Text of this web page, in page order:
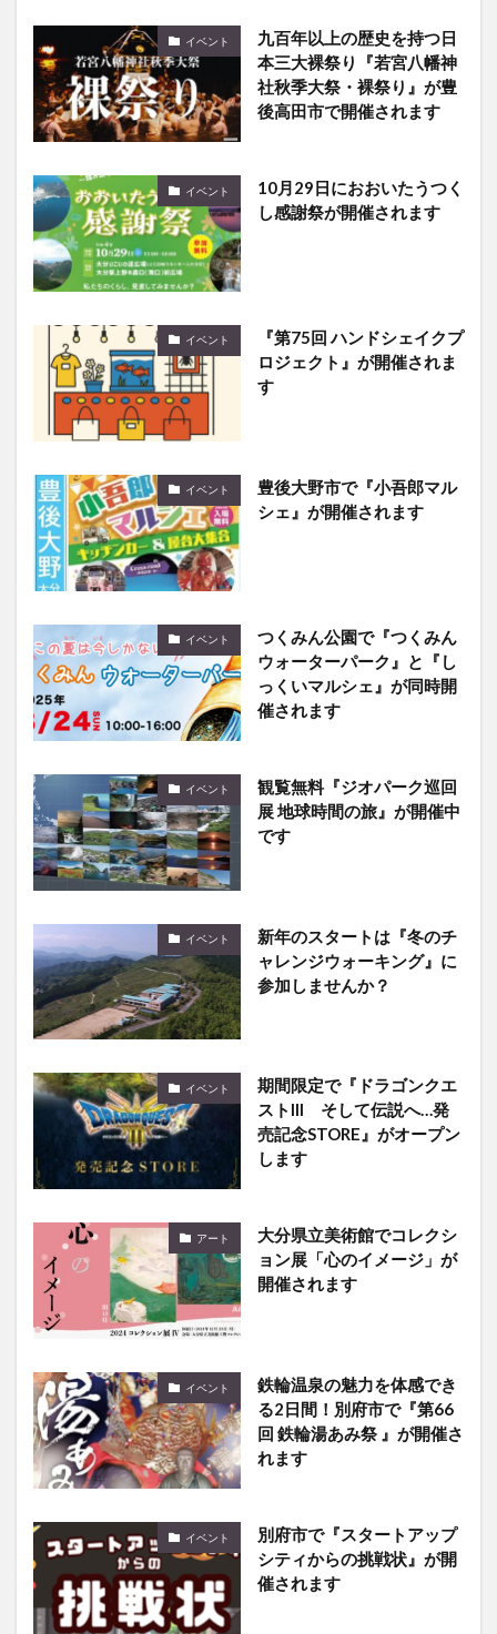
イベント
九百年以上の歴史を持つ日
本三大裸祭り『若宮八幡神
社秋季大祭・裸祭り』が豊
後高田市で開催されます
イベント
10月29日におおいたうつく
し感謝祭が開催されます
イベント
『第75回 ハンドシェイクプ
ロジェクト』が開催されま
す
イベント
豊後大野市で『小吾郎マル
シェ』が開催されます
イベント
つくみん公園で『つくみん
ウォーターパーク』と『し
っくいマルシェ』が同時開
催されます
イベント
観覧無料『ジオパーク巡回
展 地球時間の旅』が開催中
です
イベント
新年のスタートは『冬のチ
ャレンジウォーキング』に
参加しませんか？
イベント
期間限定で『ドラゴンクエ
ストIII そして伝説へ…発
売記念STORE』がオープン
します
アート
大分県立美術館でコレクシ
ョン展「心のイメージ」が
開催されます
イベント
鉄輪温泉の魅力を体感でき
る2日間！別府市で『第66
回 鉄輪湯あみ祭 』が開催さ
れます
イベント
別府市で『スタートアップ
シティからの挑戦状』が開
催されます